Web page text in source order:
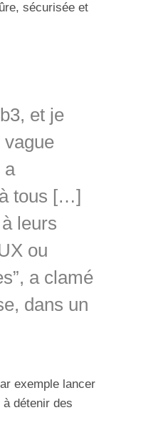
sécurisée et
et je
a
tous […]
leurs
ou
a clamé
dans un
exemple lancer
détenir des